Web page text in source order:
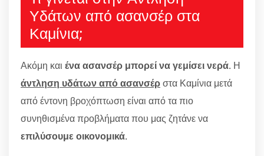
Υδάτων από ασανσέρ στα
Καμίνια;
Ακόμη και ένα ασανσέρ μπορεί να γεμίσει νερά. Η
άντληση υδάτων από ασανσέρστα Καμίνια μετά
από έντονη βροχόπτωση είναι από τα πιο
συνηθισμένα προβλήματα που μας ζητάνε να
επιλύσουμε οικονομικά.